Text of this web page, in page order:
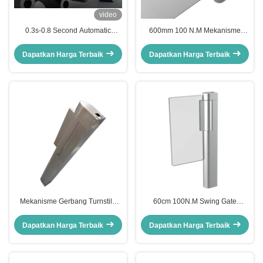
video
0.3s-0.8 Second Automatic
Garasi
Dapatkan Harga Terbaik
600mm 100 N.M Mekanisme
Penghalang Flap
Dapatkan Harga Terbaik
Mekanisme Gerbang Turnstile
Light Bar Mounting dan Servo
Motor untuk aplikasi supermarket
Dapatkan Harga Terbaik
60cm 100N.M Swing Gate
Mekanisme Gerakan
Dapatkan Harga Terbaik